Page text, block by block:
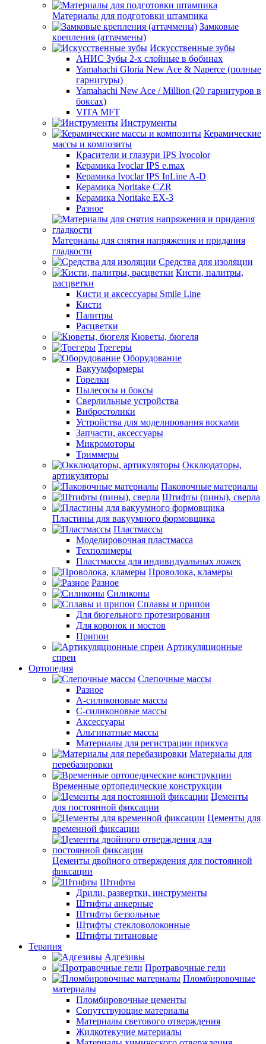
Материалы для подготовки штампика
Замковые
крепления (аттачмены)
Искусственные зубы
АНИС Зубы 2-х слойные в бобинах
Yamahachi Gloria New Ace & Naperce (полные
гарнитуры)
Yamahachi New Ace / Million (20 гарнитуров в
боксах)
VITA MFT
Инструменты
Керамические
массы и композиты
Красители и глазури IPS Ivocolor
Керамика Ivoclar IPS e.max
Керамика Ivoclar IPS InLine A-D
Керамика Noritake CZR
Керамика Noritake EX-3
Разное
Материалы для снятия напряжения и придания
гладкости
Средства для изоляции
Кисти, палитры,
расцветки
Кисти и аксессуары Smile Line
Кисти
Палитры
Расцветки
Кюветы, бюгеля
Трегеры
Оборудование
Вакуумформеры
Горелки
Пылесосы и боксы
Сверлильные устройства
Вибростолики
Устройства для моделирования восками
Запчасти, аксессуары
Микромоторы
Триммеры
Окклюдаторы,
артикуляторы
Паковочные материалы
Штифты (пины), сверла
Пластины для вакуумного формовщика
Пластмассы
Моделировочная пластмасса
Техполимеры
Пластмассы для индивидуальных ложек
Проволока, кламеры
Разное
Силиконы
Сплавы и припои
Для бюгельного протезирования
Для коронок и мостов
Припои
Артикуляционные
спреи
Ортопедия
Слепочные массы
Разное
А-силиконовые массы
С-силиконовые массы
Аксессуары
Альгинатные массы
Материалы для регистрации прикуса
Материалы для
перебазировки
Временные ортопедические конструкции
Цементы
для постоянной фиксации
Цементы для
временной фиксации
Цементы двойного отверждения для постоянной
фиксации
Штифты
Дрили, развертки, инструменты
Штифты анкерные
Штифты беззольные
Штифты стекловолоконные
Штифты титановые
Терапия
Адгезивы
Протравочные гели
Пломбировочные
материалы
Пломбировочные цементы
Сопутствующие материалы
Материалы светового отверждения
Жидкотекучие материалы